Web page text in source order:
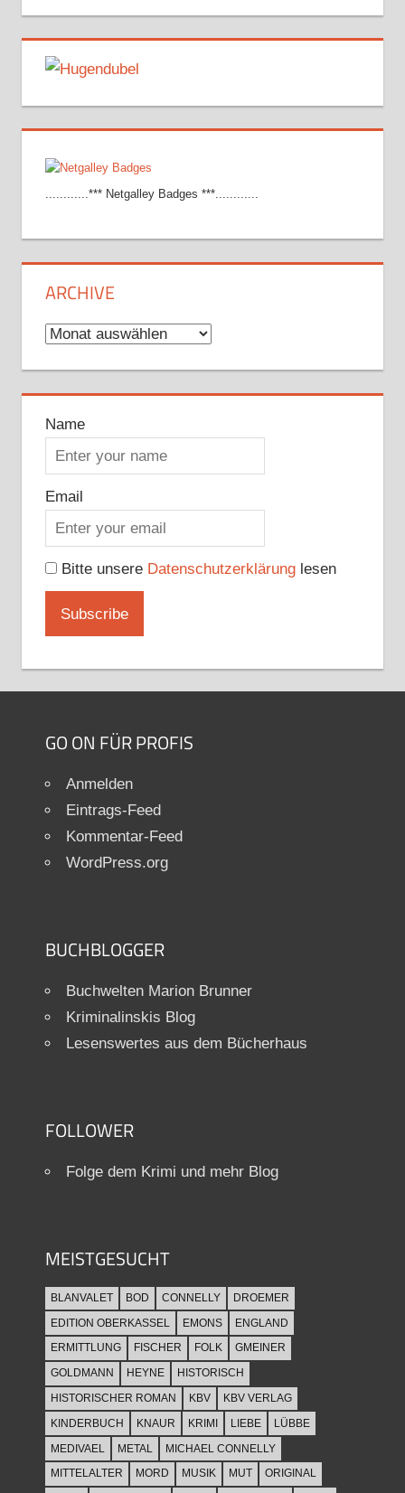
............*** Netgalley Badges ***............
ARCHIVE
Archive
Name
Email
Bitte unsere Datenschutzerklärunglesen
GO ON FÜR PROFIS
Anmelden
Eintrags-Feed
Kommentar-Feed
WordPress.org
BUCHBLOGGER
Buchwelten Marion Brunner
Kriminalinskis Blog
Lesenswertes aus dem Bücherhaus
FOLLOWER
Folge dem Krimi und mehr Blog
MEISTGESUCHT
BLANVALET BOD CONNELLY
DROEMER
EDITION OBERKASSEL
EMONS
ENGLAND
ERMITTLUNG
FISCHER FOLK
GMEINER
GOLDMANN
HEYNE
HISTORISCH
HISTORISCHER ROMAN
KBV
KBV VERLAG
KINDERBUCH
KNAUR KRIMI LIEBE
LÜBBE
MEDIVAEL
METAL
MICHAEL CONNELLY
MITTELALTER
MORD MUSIK MUT
ORIGINAL